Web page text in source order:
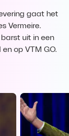
gaat het
Vermeire.
uit in een
op VTM GO.